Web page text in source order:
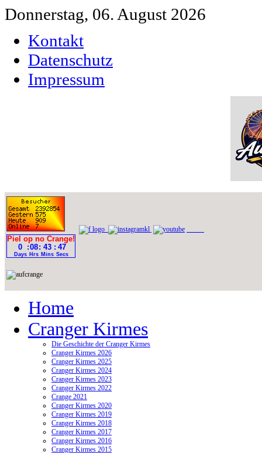
Donnerstag, 06. August 2026
Kontakt
Datenschutz
Impressum
Home
Cranger Kirmes
Die Geschichte der Cranger Kirmes
Cranger Kirmes 2026
Cranger Kirmes 2025
Cranger Kirmes 2024
Cranger Kirmes 2023
Cranger Kirmes 2022
Crange 2021
Cranger Kirmes 2020
Cranger Kirmes 2019
Cranger Kirmes 2018
Cranger Kirmes 2017
Cranger Kirmes 2016
Cranger Kirmes 2015